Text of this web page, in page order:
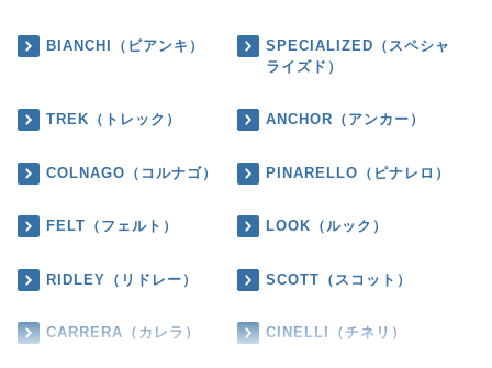
BIANCHI（ビアンキ）
SPECIALIZED（スペシャ
ライズド）
TREK（トレック） ANCHOR（アンカー）
COLNAGO（コルナゴ） PINARELLO（ピナレロ）
FELT（フェルト） LOOK（ルック）
RIDLEY（リドレー） SCOTT（スコット）
CARRERA（カレラ） CINELLI（チネリ）